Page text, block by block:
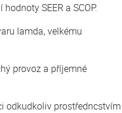
SEER a SCOP.
lamda, velkému
provoz a příjemné
odkudkoliv prostředncstvím